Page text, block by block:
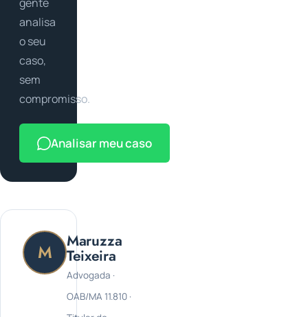
analisa
o seu
caso,
sem
compromisso.
Analisar meu caso
M Maruzza
Teixeira
Advogada ·
OAB/MA 11.810 ·